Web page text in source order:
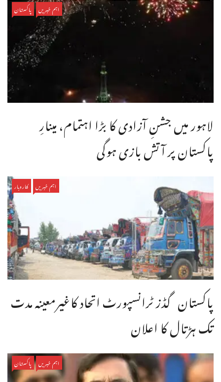
اہم خبریں پاکستان
لاہور میں جشنِ آزادی کا بڑا اہتمام، مینارِ
پاکستان پر آتش بازی ہوگی
اہم خبریں کاروبار
پاکستان گڈز ٹرانسپورٹ اتحاد کاغیرمعینہ مدت
تک ہڑتال کا اعلان
اہم خبریں پاکستان